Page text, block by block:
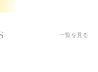
一覧を見る